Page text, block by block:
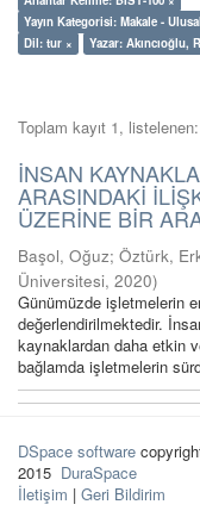
Yayın Kategorisi: Makale -
Dil: tur ×
Yazar: Akıncıoğlu,
Toplam kayıt 1,
İNSAN
ARASINDAKİ
ÜZERİNE BİR
Başol, Oğuz; Öztürk,
Üniversitesi, 2020)
Günümüzde işletmelerin
değerlendirilmektedir.
kaynaklardan daha etkin
bağlamda işletmelerin
DSpace software
2015 DuraSpace
İletişim | Geri Bildirim